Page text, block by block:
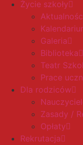
Życie szkoły
Galeria
Biblioteka
Teatr
Prace
Dla rodziców
Zasady /
Opłaty
Rekrutacja